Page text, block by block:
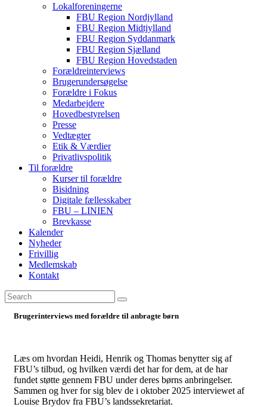
Lokalforeningerne
FBU Region Nordjylland
FBU Region Midtjylland
FBU Region Syddanmark
FBU Region Sjælland
FBU Region Hovedstaden
Forældreinterviews
Brugerundersøgelse
Forældre i Fokus
Medarbejdere
Hovedbestyrelsen
Presse
Vedtægter
Etik & Værdier
Privatlivspolitik
Til forældre
Kurser til forældre
Bisidning
Digitale fællesskaber
FBU – LINIEN
Brevkasse
Kalender
Nyheder
Frivillig
Medlemskab
Kontakt
Brugerinterviews med forældre til anbragte børn
Læs om hvordan Heidi, Henrik og Thomas benytter sig af
FBU’s tilbud, og hvilken værdi det har for dem, at de har
fundet støtte gennem FBU under deres børns anbringelser.
Sammen og hver for sig blev de i oktober 2025 interviewet af
Louise Brydov fra FBU’s landssekretariat.